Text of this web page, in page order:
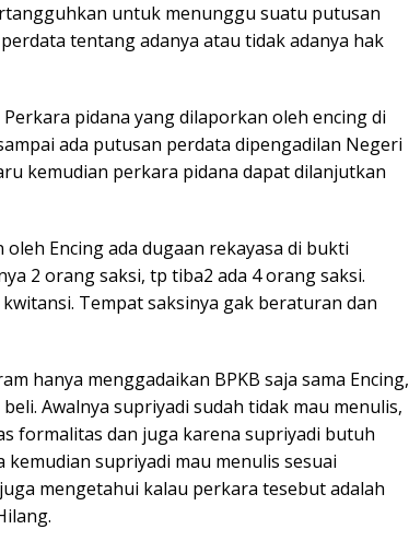
untuk menunggu suatu putusan
tentang adanya atau tidak adanya hak
pidana yang dilaporkan oleh encing di
ada putusan perdata dipengadilan Negeri
kemudian perkara pidana dapat dilanjutkan
Encing ada dugaan rekayasa di bukti
2 orang saksi, tp tiba2 ada 4 orang saksi.
Tempat saksinya gak beraturan dan
hanya menggadaikan BPKB saja sama Encing,
Awalnya supriyadi sudah tidak mau menulis,
formalitas dan juga karena supriyadi butuh
supriyadi mau menulis sesuai
mengetahui kalau perkara tesebut adalah